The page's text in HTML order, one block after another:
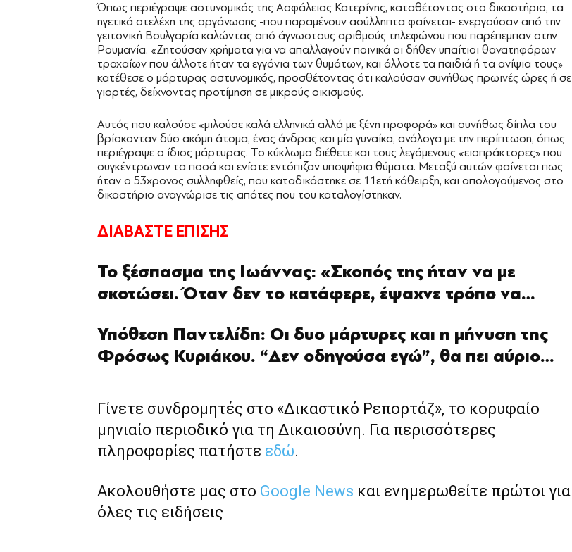
Όπως περιέγραψε αστυνομικός της Ασφάλειας Κατερίνης, καταθέτοντας στο δικαστήριο, τα
ηγετικά στελέχη της οργάνωσης -που παραμένουν ασύλληπτα φαίνεται- ενεργούσαν από την
γειτονική Βουλγαρία καλώντας από άγνωστους αριθμούς τηλεφώνου που παρέπεμπαν στην
Ρουμανία. «Ζητούσαν χρήματα για να απαλλαγούν ποινικά οι δήθεν υπαίτιοι θανατηφόρων
τροχαίων που άλλοτε ήταν τα εγγόνια των θυμάτων, και άλλοτε τα παιδιά ή τα ανίψια τους»
κατέθεσε ο μάρτυρας αστυνομικός, προσθέτοντας ότι καλούσαν συνήθως πρωινές ώρες ή σε
γιορτές, δείχνοντας προτίμηση σε μικρούς οικισμούς.
Αυτός που καλούσε «μιλούσε καλά ελληνικά αλλά με ξένη προφορά» και συνήθως δίπλα του
βρίσκονταν δύο ακόμη άτομα, ένας άνδρας και μία γυναίκα, ανάλογα με την περίπτωση, όπως
περιέγραψε ο ίδιος μάρτυρας. Το κύκλωμα διέθετε και τους λεγόμενους «εισπράκτορες» που
συγκέντρωναν τα ποσά και ενίοτε εντόπιζαν υποψήφια θύματα. Μεταξύ αυτών φαίνεται πως
ήταν ο 53χρονος συλληφθείς, που καταδικάστηκε σε 11ετή κάθειρξη, και απολογούμενος στο
δικαστήριο αναγνώρισε τις απάτες που του καταλογίστηκαν.
ΔΙΑΒΑΣΤΕ ΕΠΙΣΗΣ
Το ξέσπασμα της Ιωάννας: «Σκοπός της ήταν να με
σκοτώσει. Όταν δεν το κατάφερε, έψαχνε τρόπο να…
Υπόθεση Παντελίδη: Οι δυο μάρτυρες και η μήνυση της
Φρόσως Κυριάκου. “Δεν οδηγούσα εγώ”, θα πει αύριο…
Γίνετε συνδρομητές στο «Δικαστικό Ρεπορτάζ», το κορυφαίο
μηνιαίο περιοδικό για τη Δικαιοσύνη. Για περισσότερες
πληροφορίες πατήστε εδώ.
Ακολουθήστε μας στο Google News και ενημερωθείτε πρώτοι για
όλες τις ειδήσεις